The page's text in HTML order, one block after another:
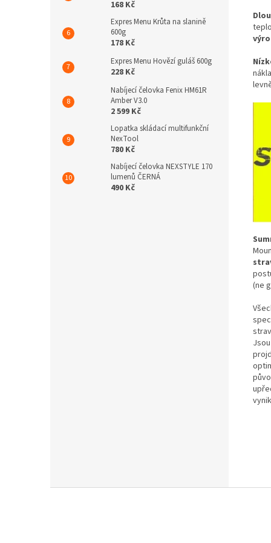
168 Kč
Expres Menu Krůta na slanině
600g
178 Kč
Expres Menu Hovězí guláš 600g
228 Kč
Nabíjecí čelovka Fenix HM61R
Amber V3.0
2 599 Kč
Lopatka skládací multifunkční
NexTool
780 Kč
Nabíjecí čelovka NEXSTYLE 170
lumenů ČERNÁ
490 Kč
(ne